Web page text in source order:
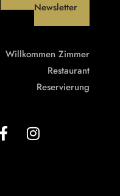
Newsletter
Willkommen Zimmer
Restaurant
Reservierung